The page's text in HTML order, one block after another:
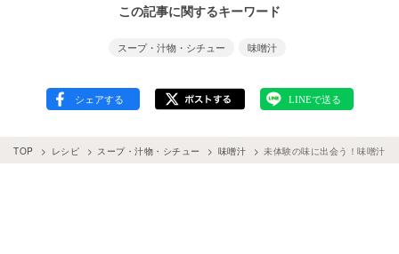
この記事に関するキーワード
スープ・汁物・シチュー 味噌汁
TOP レシピ スープ・汁物・シチュー 味噌汁 未体験の味に出会う！味噌汁